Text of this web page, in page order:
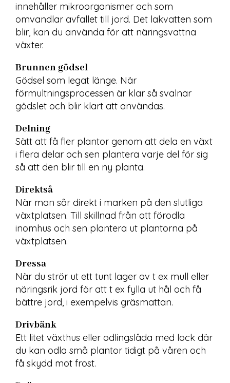
innehåller mikroorganismer och som
omvandlar avfallet till jord. Det lakvatten som
blir, kan du använda för att näringsvattna
växter.
Brunnen gödsel
Gödsel som legat länge. När
förmultningsprocessen är klar så svalnar
gödslet och blir klart att användas.
Delning
Sätt att få fler plantor genom att dela en växt
i flera delar och sen plantera varje del för sig
så att den blir till en ny planta.
Direktså
När man sår direkt i marken på den slutliga
växtplatsen. Till skillnad från att förodla
inomhus och sen plantera ut plantorna på
växtplatsen.
Dressa
När du strör ut ett tunt lager av t ex mull eller
näringsrik jord för att t ex fylla ut hål och få
bättre jord, i exempelvis gräsmattan.
Drivbänk
Ett litet växthus eller odlingslåda med lock där
du kan odla små plantor tidigt på våren och
få skydd mot frost.